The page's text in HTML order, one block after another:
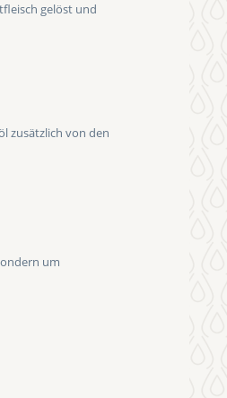
gelöst und
zusätzlich von den
um